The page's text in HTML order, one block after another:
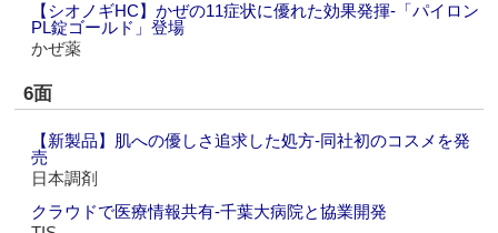
【シオノギHC】かぜの11症状に優れた効果発揮‐「パイロン
PL錠ゴールド」登場
かぜ薬
6面
【新製品】肌への優しさ追求した処方‐同社初のコスメを発
売
日本調剤
クラウドで医療情報共有‐千葉大病院と協業開発